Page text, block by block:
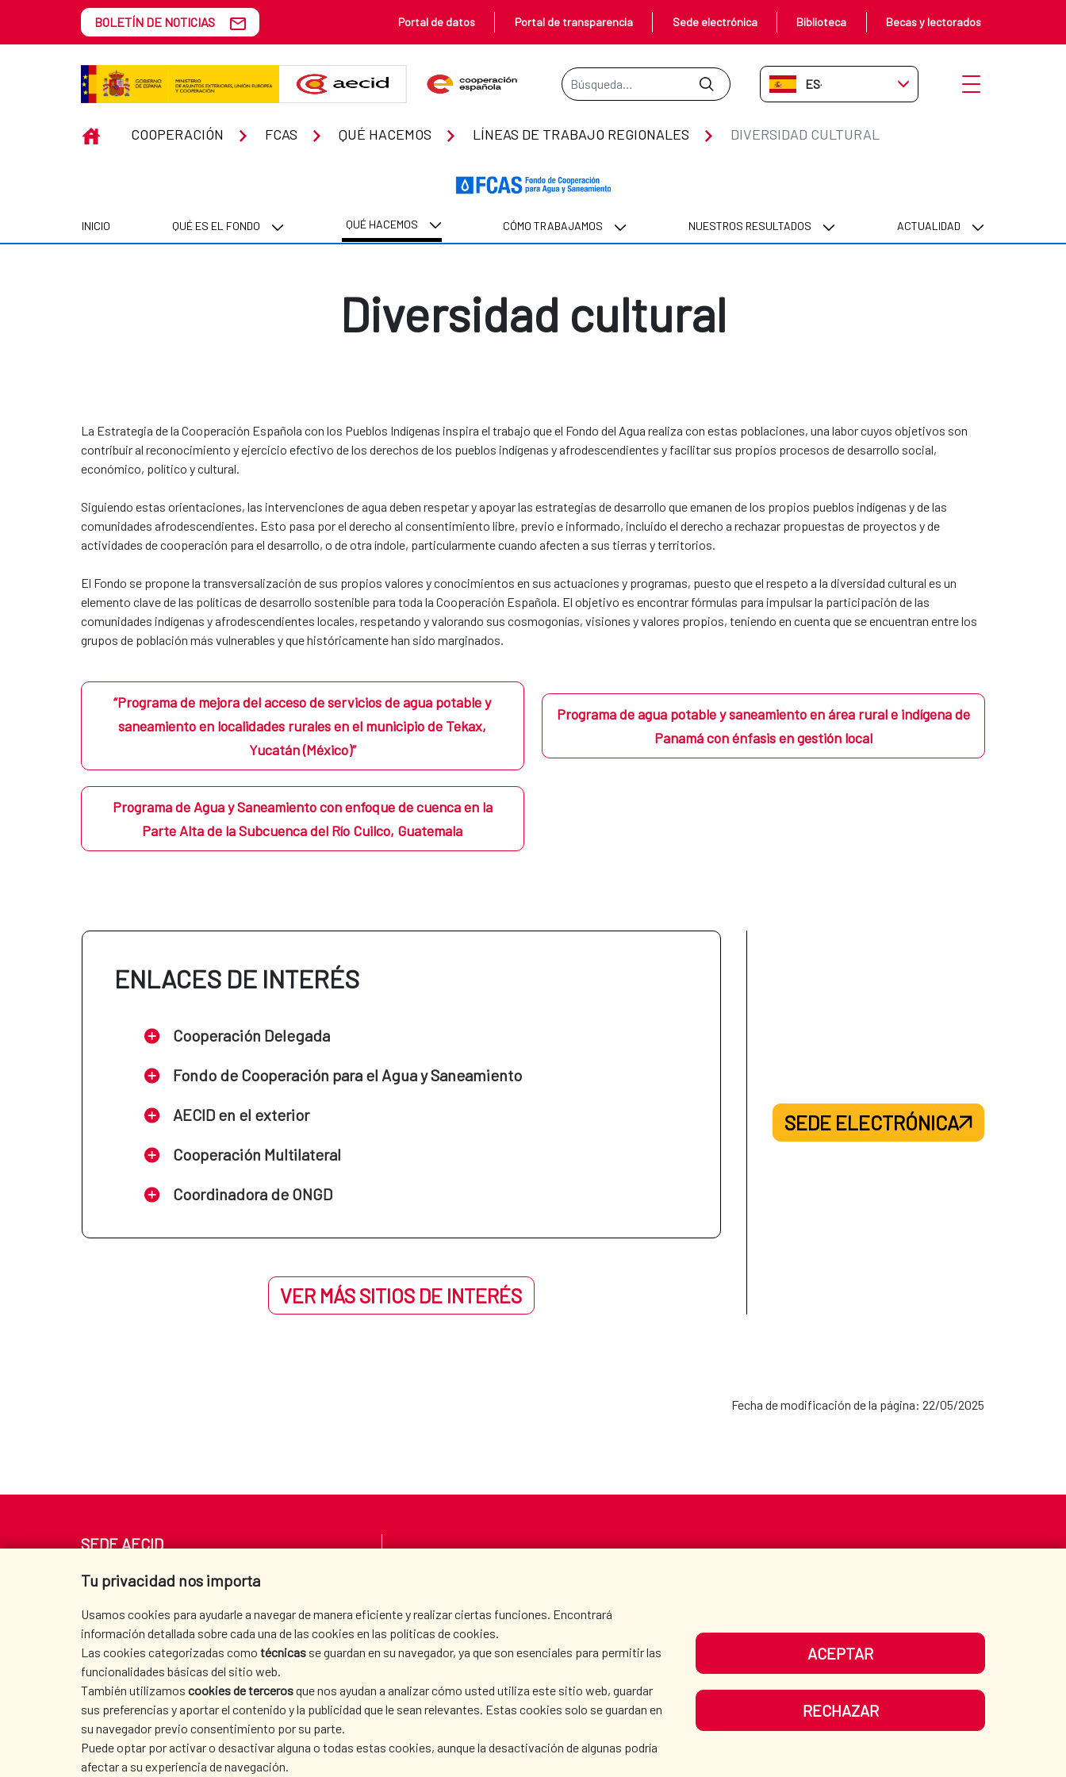
Saltar al contenido principal
Diversidad cultural
BOLETÍN DE NOTICIAS Portal de datos Portal de transparencia Sede electrónica Biblioteca Becas y lectorados
Barra de búsqueda
ES-ES Abrir menú
INICIOCOOPERACIÓN FCAS QUÉ HACEMOS LÍNEAS DE TRABAJO REGIONALES DIVERSIDAD CULTURAL
INICIO QUÉ ES EL FONDO QUÉ HACEMOS CÓMO TRABAJAMOS NUESTROS RESULTADOS ACTUALIDAD
Diversidad cultural
La Estrategia de la Cooperación Española con los Pueblos Indígenas inspira el trabajo que el Fondo del Agua realiza con estas poblaciones, una labor cuyos objetivos son
contribuir al reconocimiento y ejercicio efectivo de los derechos de los pueblos indígenas y afrodescendientes y facilitar sus propios procesos de desarrollo social,
económico, político y cultural.
Siguiendo estas orientaciones, las intervenciones de agua deben respetar y apoyar las estrategias de desarrollo que emanen de los propios pueblos indígenas y de las
comunidades afrodescendientes. Esto pasa por el derecho al consentimiento libre, previo e informado, incluido el derecho a rechazar propuestas de proyectos y de
actividades de cooperación para el desarrollo, o de otra índole, particularmente cuando afecten a sus tierras y territorios.
El Fondo se propone la transversalización de sus propios valores y conocimientos en sus actuaciones y programas, puesto que el respeto a la diversidad cultural es un
elemento clave de las políticas de desarrollo sostenible para toda la Cooperación Española. El objetivo es encontrar fórmulas para impulsar la participación de las
comunidades indígenas y afrodescendientes locales, respetando y valorando sus cosmogonías, visiones y valores propios, teniendo en cuenta que se encuentran entre los
grupos de población más vulnerables y que históricamente han sido marginados.
“Programa de mejora del acceso de servicios de agua potable y
saneamiento en localidades rurales en el municipio de Tekax,
Yucatán (México)”
Programa de agua potable y saneamiento en área rural e indígena de
Panamá con énfasis en gestión local
Programa de Agua y Saneamiento con enfoque de cuenca en la
Parte Alta de la Subcuenca del Río Cuilco, Guatemala
ENLACES DE INTERÉS
Cooperación Delegada
Fondo de Cooperación para el Agua y Saneamiento
AECID en el exterior
Cooperación Multilateral
Coordinadora de ONGD
VER MÁS SITIOS DE INTERÉS
SEDE ELECTRÓNICA
Fecha de modificación de la página: 22/05/2025
Tu privacidad nos importa
Usamos cookies para ayudarle a navegar de manera eficiente y realizar ciertas funciones. Encontrará
información detallada sobre cada una de las cookies en las políticas de cookies.
Las cookies categorizadas como técnicas se guardan en su navegador, ya que son esenciales para permitir las
funcionalidades básicas del sitio web.
También utilizamos cookies de tercerosque nos ayudan a analizar cómo usted utiliza este sitio web, guardar
sus preferencias y aportar el contenido y la publicidad que le sean relevantes. Estas cookies solo se guardan en
su navegador previo consentimiento por su parte.
Puede optar por activar o desactivar alguna o todas estas cookies, aunque la desactivación de algunas podría
afectar a su experiencia de navegación.
ACEPTAR
RECHAZAR
SEDE AECID
Av. Reyes Católicos 4 - 28040 Madrid
Tel. +34 900 20 30 54​​​​​​​
centro.informacion@aecid.es
SALA DE PRENSA CULTURA Y CIENCIA
NUESTRAS REDES SOCIALES